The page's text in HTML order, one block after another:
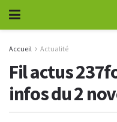
Accueil Actualité
Fil actus
infos du 2